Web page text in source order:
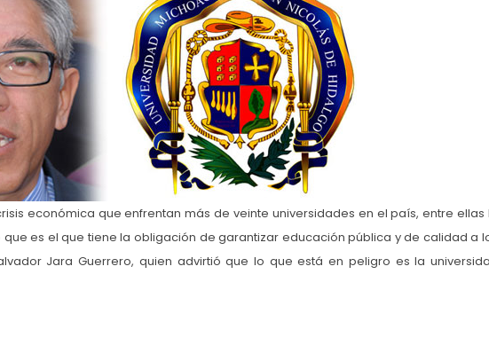
económica que enfrentan más de veinte universidades en el país, entre ellas
es el que tiene la obligación de garantizar educación pública y de calidad a
Jara Guerrero, quien advirtió que lo que está en peligro es la